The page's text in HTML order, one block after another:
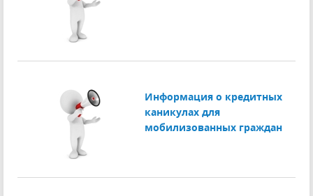
Информация о кредитных
каникулах для
мобилизованных граждан